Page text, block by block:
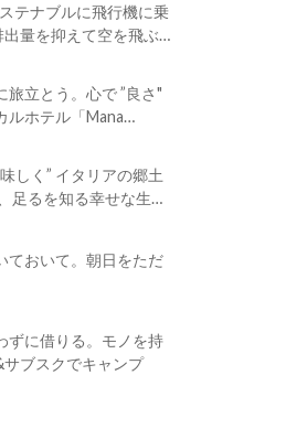
テナブルに飛行機に乗
出量を抑えて空を飛ぶ
旅立とう。心で ”良さ"
ルホテル「Mana
しく” イタリアの郷土
足るを知る幸せな生き
ておいて。朝日をただ
ずに借りる。モノを持
ブスクでキャンプ